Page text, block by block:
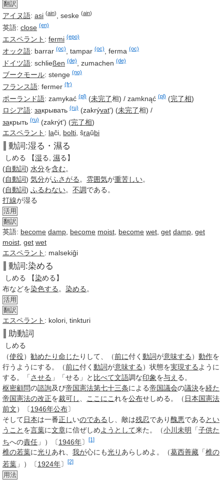
翻訳
アイヌ語: asi (ain) seske (ain)
英語: close (en)
エスペラント : fermi (epo)
オック語: barrar (oc) tampar (oc) ferma (oc)
ドイツ語: schließen (de) zumachen (de)
ブークモール: stenge (no)
フランス語: fermer (fr)
ポーランド語: zamykać (pl) (未完了相) / zamknąć (pl) (完了相)
ロシア語: закрывать (ru) (zakrývat') (未完了相) /
закрыть (ru) (zakrýt') (完了相)
エスペラント : laĉi, bolti , ŝraŭbi
動詞:湿る・濕る
しめる 【湿る, 濕る】
(自動詞) 水分を含む。
(自動詞) 気分がふさがる 。 雰囲気が重苦しい。
(自動詞) ふるわない。 不調である。
打線が湿る
活用
翻訳
英語: become damp become moist become wet get damp get
moist get wet
エスペラント : malsekiĝi
動詞:染める
しめる 【染める】
布などを染色する 。 染める 。
活用
翻訳
エスペラント : kolori, tinkturi
助動詞
しめる
（使役） 勧めたり命じた りして、（前に付く 動詞が意味する ） 動作を
行うようにする。（前に付く 動詞が意味する ）状態を実現する ように
する。「させる 」「せる」と 比べて文語調な印象を与え る。
枢密顧問の諮詢及び帝国憲法第七十三条による帝国議会の議決を経た
帝国憲法の改正を裁可し ここにこ れを公布せしめる 。（ 日本国憲法
前文）〔1946年公布〕
そして日本は一番正しいのである し、敵は残忍であり醜悪である とい
うこと を言葉に文章に信ぜしめようとして来た。（小川未明 「子供た
ちへの責任 」）〔1946年〕 [1]
椎の若葉に光りあれ、 我が心にも光りあら しめよ 。（葛西善藏 「椎の
若葉 」）〔1924年〕 [2]
用法